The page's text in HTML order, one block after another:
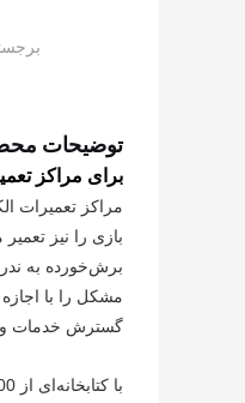
توضیحات
برای مراکز
بازی را نیز
گسترش خدمات و